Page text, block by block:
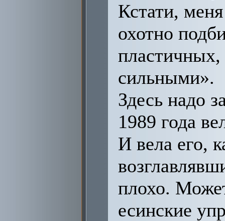
Кстати,
охотно
сильными».
Здесь надо
1989 года
И вела его,
плохо.
есинские